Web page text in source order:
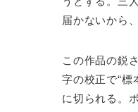
届かないから
この作品の鋭
字の校正で“標
に切られる。